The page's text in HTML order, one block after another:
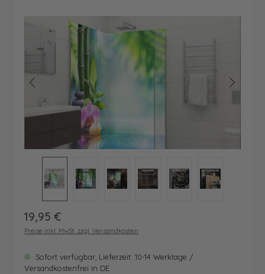
Bildergalerie überspringen
Regulärer Preis:
19,95 €
Preise inkl. MwSt. zzgl. Versandkosten
Sofort verfügbar, Lieferzeit: 10-14 Werktage /
Versandkostenfrei in DE